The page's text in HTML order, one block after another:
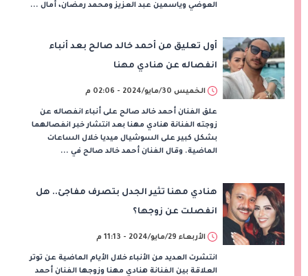
العوضي وياسمين عبد العزيز ومحمد رمضان، أمال ...
أول تعليق من أحمد خالد صالح بعد أنباء
انفصاله عن هنادي مهنا
الخميس 30/مايو/2024 - 02:06 م
علق الفنان أحمد خالد صالح على أنباء انفصاله عن
زوجته الفنانة هنادي مهنا بعد انتشار خبر انفصالهما
بشكل كبير على السوشيال ميديا خلال الساعات
الماضية. وقال الفنان أحمد خالد صالح في ...
هنادي مهنا تثير الجدل بتصرف مفاجئ.. هل
انفصلت عن زوجها؟
الأربعاء 29/مايو/2024 - 11:13 م
انتشرت العديد من الأنباء خلال الأيام الماضية عن توتر
العلاقة بين الفنانة هنادي مهنا وزوجها الفنان أحمد